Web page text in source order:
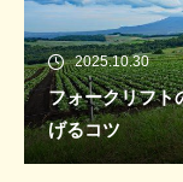
2025.10.30
フォークリフト
げるコツ